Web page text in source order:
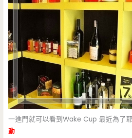
一進門就可以看到Wake Cup 最近為了
動